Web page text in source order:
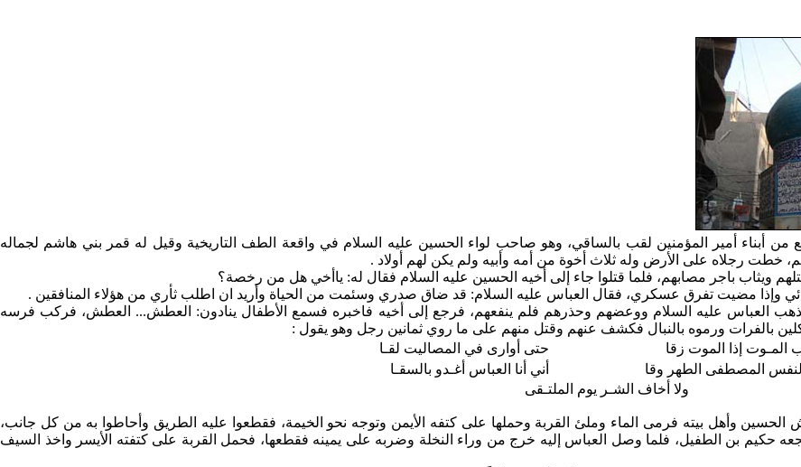
من أبناء أمير المؤمنين لقب بالساقي، وهو صاحب لواء الحسين عليه السلام في واقعة الطف التاريخية وقيل له قمر بني هاشم لجماله
رجلاه على الأرض وله ثلاث أخوة من أمه وأبيه ولم يكن لهم أولاد .
ويثاب باجر مصابهم، فلما قتلوا جاء إلى أخيه الحسين عليه السلام فقال له: ياأخي هل من رخصة؟
وإذا مضيت تفرق عسكري، فقال العباس عليه السلام: قد ضاق صدري وسئمت من الحياة وأريد ان اطلب ثأري من هؤلاء المنافقين .
العباس عليه السلام ووعضهم وحذرهم فلم ينفعهم، فرجع إلى أخيه فاخبره فسمع الأطفال ينادون: العطش... العطش، فركب فرسه
بالفرات ورموه بالنبال فكشف عنهم وقتل منهم على ما روي ثمانين رجل وهو يقول :
المـوت إذا الموت زقا
حتى أوارى في المصاليت لقـا
المصطفى الطهر وقا
أني أنا العباس أغـدو بالسقـا
ولا أخاف الشـر يوم الملتـقى
وأهل بيته فرمى الماء وملئ القربة وحملها على كتفه الأيمن وتوجه نحو الخيمة، فقطعوا عليه الطريق وأحاطوا به من كل جانب،
حكيم بن الطفيل، فلما وصل العباس إليه خرج من وراء النخلة وضربه على يمينه فقطعها، فحمل القربة على كتفته الأيسر واخذ السيف